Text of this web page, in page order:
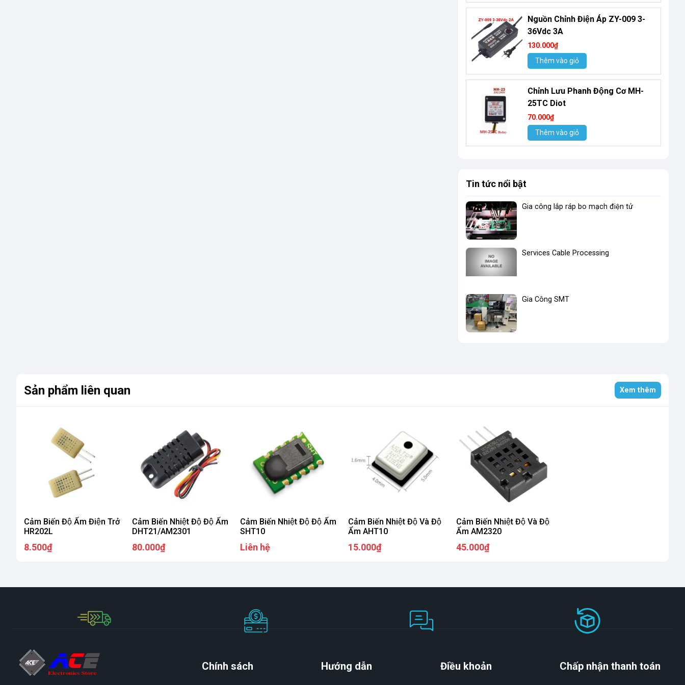
Nguồn Chỉnh Điện Áp ZY-009 3-
36Vdc 3A
130.000₫
Thêm vào giỏ
Chỉnh Lưu Phanh Động Cơ MH-
25TC Diot
70.000₫
Thêm vào giỏ
Tin tức nổi bật
Gia công lắp ráp bo mạch điện tử
Services Cable Processing
Gia Công SMT
Sản phẩm liên quan Xem thêm
Cảm Biến Độ Ẩm Điện Trở
HR202L
8.500₫
Cảm Biến Nhiệt Độ Độ Ẩm
DHT21/AM2301
80.000₫
Cảm Biến Nhiệt Độ Độ Ẩm
SHT10
Liên hệ
Cảm Biến Nhiệt Độ Và Độ
Ẩm AHT10
15.000₫
Cảm Biến Nhiệt Độ Và Độ
Ẩm AM2320
45.000₫
Chính sách Hướng dẫn Điều khoản Chấp nhận thanh toán